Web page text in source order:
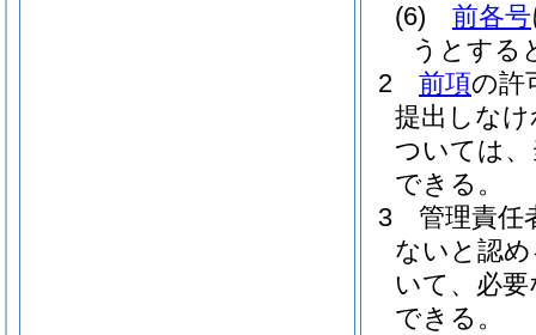
(6)
前各号
うとする
2
前項の許
提出しな
ついては
できる。
3
管理責任
ないと認
いて、必
できる。